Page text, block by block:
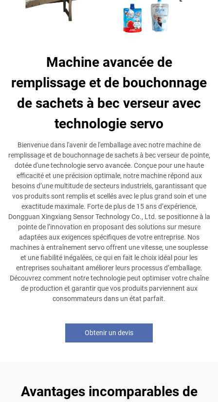
Machine avancée de
remplissage et de bouchonnage
de sachets à bec verseur avec
technologie servo
Bienvenue dans l'avenir de l'emballage avec notre machine de
remplissage et de bouchonnage de sachets à bec verseur de pointe,
dotée d'une technologie servo avancée. Conçue pour une haute
efficacité et une précision optimale, notre machine répond aux
besoins d’une multitude de secteurs industriels, garantissant que
vos produits sont remplis et scellés avec le plus grand soin et une
exactitude maximale. Forte de plus de 15 ans d’expérience,
Dongguan Xingxiang Sensor Technology Co., Ltd. se positionne à la
pointe de l’innovation en proposant des solutions sur mesure
adaptées aux exigences spécifiques de votre entreprise. Nos
machines à entraînement servo offrent une vitesse, une souplesse
et une fiabilité inégalées, ce qui en fait le choix idéal pour les
entreprises souhaitant améliorer leurs processus d’emballage.
Découvrez comment notre technologie peut optimiser votre chaîne
de production et garantir que vos produits parviennent aux
consommateurs dans un état parfait.
Obtenir un devis
Avantages incomparables de